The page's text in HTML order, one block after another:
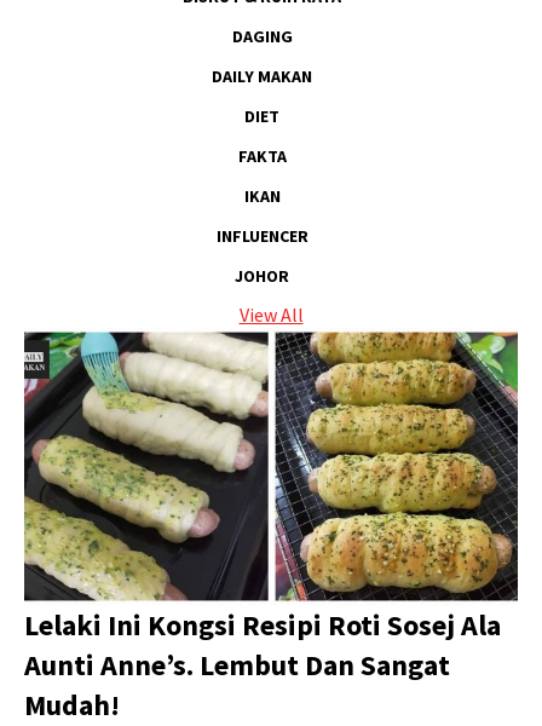
DAGING
DAILY MAKAN
DIET
FAKTA
IKAN
INFLUENCER
JOHOR
View All
Lelaki Ini Kongsi Resipi Roti Sosej Ala
Aunti Anne’s. Lembut Dan Sangat
Mudah!